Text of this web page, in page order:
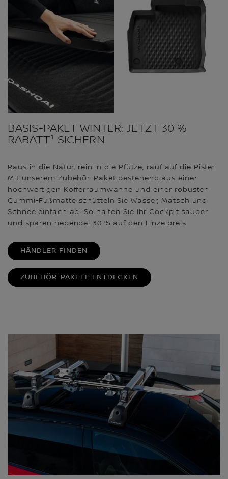
BASIS-PAKET WINTER: JETZT 30 %
RABATT¹ SICHERN
Raus in die Natur, rein in die Pfütze, rauf auf die Piste:
Mit unserem Zubehör-Paket bestehend aus einer
hochwertigen Kofferraumwanne und einer robusten
Gummi-Fußmatte schütteln Sie Wasser, Matsch und
Schnee einfach ab. So halten Sie Ihr Cockpit sauber
und sparen nebenbei 30 % auf den Einzelpreis.
HÄNDLER FINDEN
ZUBEHÖR-PAKETE ENTDECKEN